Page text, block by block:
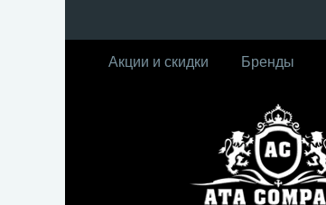
Акции и скидки Бренды